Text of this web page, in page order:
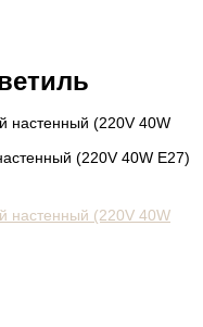
(220V 40W E27)